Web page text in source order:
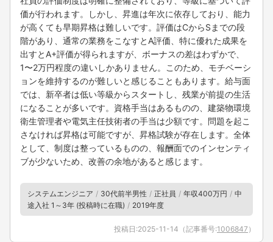
価が行われます。しかし、昇進は年次に依存しており、能力
が高くても早期昇格は難しいです。評価はCからSまでの段
階があり、通常の業務をこなすとA評価、特に優れた成果を
出すとA+評価が得られますが、ボーナスの差はわずかで、
1〜2万円程度の違いしかありません。このため、モチベーシ
ョンを維持するのが難しいと感じることもあります。給与面
では、新卒者は低い等級からスタートし、残業が前提の生活
になることが多いです。資格手当はあるものの、建築物環境
衛生管理者や電気主任技術者の手当は少額です。問題を起こ
さなければ昇格は可能ですが、昇格試験が存在します。全体
として、制度は整っているものの、報酬面でのインセンティ
ブが少ないため、改善の余地があると感じます。
システムエンジニア 30代前半男性 正社員 年収400万円
中
途入社 1～3年 (投稿時に在職)
2019年度
投稿日:2025-11-14 （記事番号:1006847 ）